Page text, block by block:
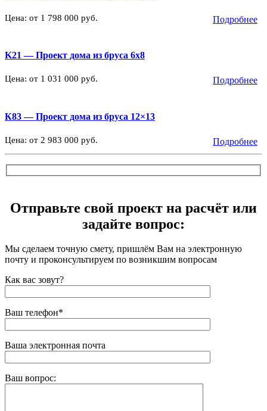
Цена: от 1 798 000 руб. Подробнее
K21 — Проект дома из бруса 6х8
Цена: от 1 031 000 руб. Подробнее
К83 — Проект дома из бруса 12×13
Цена: от 2 983 000 руб. Подробнее
Отправьте свой проект на расчёт или
задайте вопрос:
Мы сделаем точную смету, пришлём Вам на электронную
почту и проконсультируем по возникшим вопросам
Как вас зовут?
Ваш телефон*
Ваша электронная почта
Ваш вопрос: